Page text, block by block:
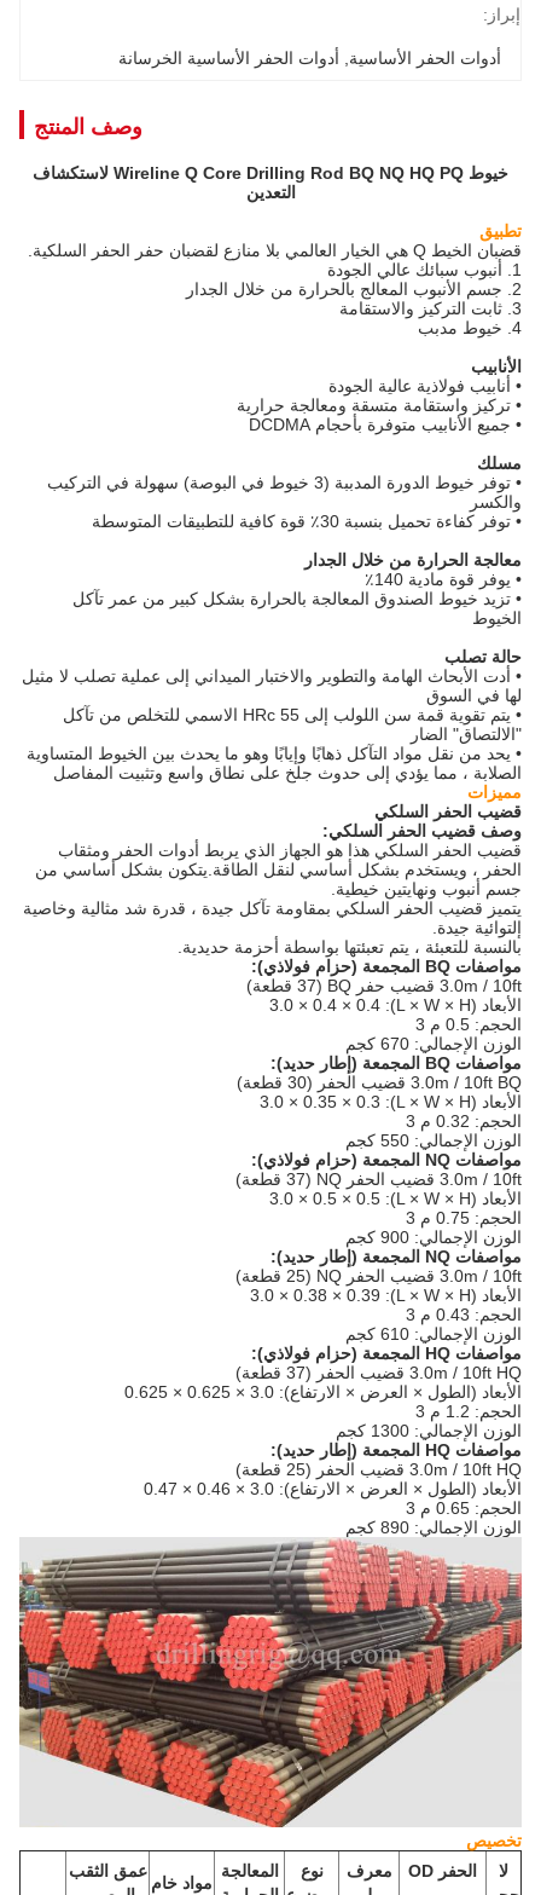
إبراز:
أدوات الحفر الأساسية, أدوات الحفر الأساسية الخرسانة
وصف المنتج
خيوط Wireline Q Core Drilling Rod BQ NQ HQ PQ لاستكشاف
التعدين
تطبيق
قضبان الخيط Q هي الخيار العالمي بلا منازع لقضبان حفر الحفر السلكية.
4. خيوط مدبب
الأنابيب
• أنابيب فولاذية عالية الجودة
• تركيز واستقامة متسقة ومعالجة حرارية
• جميع الأنابيب متوفرة بأحجام DCDMA
مسلك
• توفر خيوط الدورة المدببة (3 خيوط في البوصة) سهولة في التركيب
والكسر
• توفر كفاءة تحميل بنسبة 30٪ قوة كافية للتطبيقات المتوسطة
معالجة الحرارة من خلال الجدار
• يوفر قوة مادية 140٪
• تزيد خيوط الصندوق المعالجة بالحرارة بشكل كبير من عمر تآكل
الخيوط
حالة تصلب
• أدت الأبحاث الهامة والتطوير والاختبار الميداني إلى عملية تصلب لا مثيل
لها في السوق
• يتم تقوية قمة سن اللولب إلى 55 HRc الاسمي للتخلص من تآكل
"الالتصاق" الضار
• يحد من نقل مواد التآكل ذهابًا وإيابًا وهو ما يحدث بين الخيوط المتساوية
الصلابة ، مما يؤدي إلى حدوث جلخ على نطاق واسع وتثبيت المفاصل
مميزات
قضيب الحفر السلكي
وصف قضيب الحفر السلكي:
قضيب الحفر السلكي هذا هو الجهاز الذي يربط أدوات الحفر ومثقاب
الحفر ، ويستخدم بشكل أساسي لنقل الطاقة.يتكون بشكل أساسي من
جسم أنبوب ونهايتين خيطية.
يتميز قضيب الحفر السلكي بمقاومة تآكل جيدة ، قدرة شد مثالية وخاصية
إلتوائية جيدة.
بالنسبة للتعبئة ، يتم تعبئتها بواسطة أحزمة حديدية.
مواصفات BQ المجمعة (حزام فولاذي):
3.0m / 10ft قضيب حفر BQ (37 قطعة)
الأبعاد (L × W × H): 3.0 × 0.4 × 0.4
الحجم: 0.5 م 3
الوزن الإجمالي: 670 كجم
مواصفات BQ المجمعة (إطار حديد):
3.0m / 10ft BQ قضيب الحفر (30 قطعة)
الأبعاد (L × W × H): 3.0 × 0.35 × 0.3
الحجم: 0.32 م 3
الوزن الإجمالي: 550 كجم
مواصفات NQ المجمعة (حزام فولاذي):
3.0m / 10ft قضيب الحفر NQ (37 قطعة)
الأبعاد (L × W × H): 3.0 × 0.5 × 0.5
الحجم: 0.75 م 3
الوزن الإجمالي: 900 كجم
مواصفات NQ المجمعة (إطار حديد):
3.0m / 10ft قضيب الحفر NQ (25 قطعة)
الأبعاد (L × W × H): 3.0 × 0.38 × 0.39
الحجم: 0.43 م 3
الوزن الإجمالي: 610 كجم
مواصفات HQ المجمعة (حزام فولاذي):
3.0m / 10ft HQ قضيب الحفر (37 قطعة)
الأبعاد (الطول × العرض × الارتفاع): 3.0 × 0.625 × 0.625
الحجم: 1.2 م 3
الوزن الإجمالي: 1300 كجم
مواصفات HQ المجمعة (إطار حديد):
3.0m / 10ft HQ قضيب الحفر (25 قطعة)
الأبعاد (الطول × العرض × الارتفاع): 3.0 × 0.46 × 0.47
الحجم: 0.65 م 3
الوزن الإجمالي: 890 كجم
تخصيص
لا
الحفر OD
معرف
نوع
المعالجة
مواد خام
عمق الثقب